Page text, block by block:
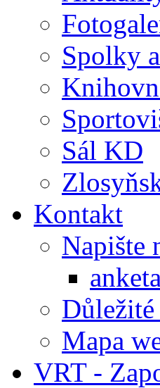
Spolky
Sál KD
Kontakt
Napište
anketa
Mapa
VRT -